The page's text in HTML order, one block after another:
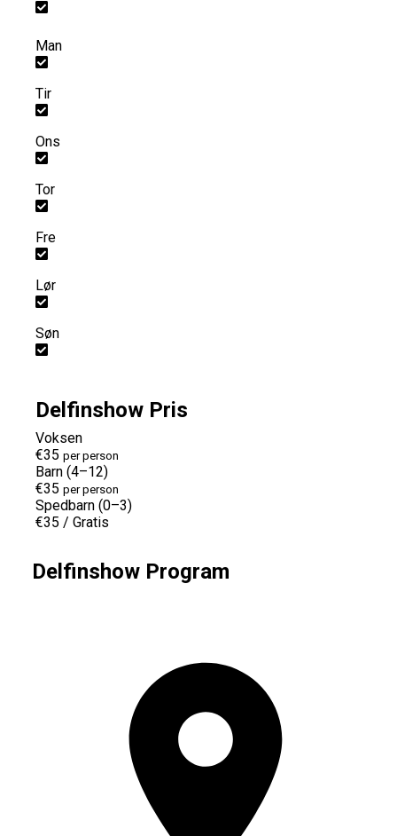
Man
Tir
Ons
Tor
Fre
Lør
Søn
Delfinshow Pris
Voksen
€35 per person
Barn (4–12)
€35 per person
Spedbarn (0–3)
€35 / Gratis
Delfinshow Program